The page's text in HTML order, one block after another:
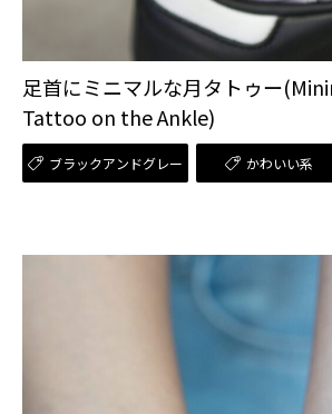
足首にミニマルな月タトゥー
Tattoo on the Ankle)
ブラックアンドグレー かわいい系